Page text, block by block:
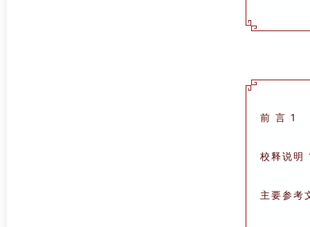
前 言 1
校释说明
主要参考